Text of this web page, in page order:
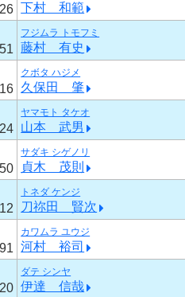
下村 和範
フジムラ トモフミ
藤村 有史
クボタ ハジメ
久保田 肇
ヤマモト タケオ
山本 武男
サダキ シゲノリ
貞木 茂則
トネダ ケンジ
刀祢田 賢次
カワムラ ユウジ
河村 裕司
ダテ シンヤ
伊達 信哉